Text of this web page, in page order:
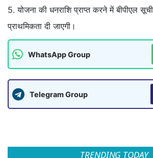
5. योजना की धनराशि प्राप्त करने में बीपीएल
प्राथमिकता दी जाएगी।
WhatsApp Group
Telegram Group
TRENDING TODAY